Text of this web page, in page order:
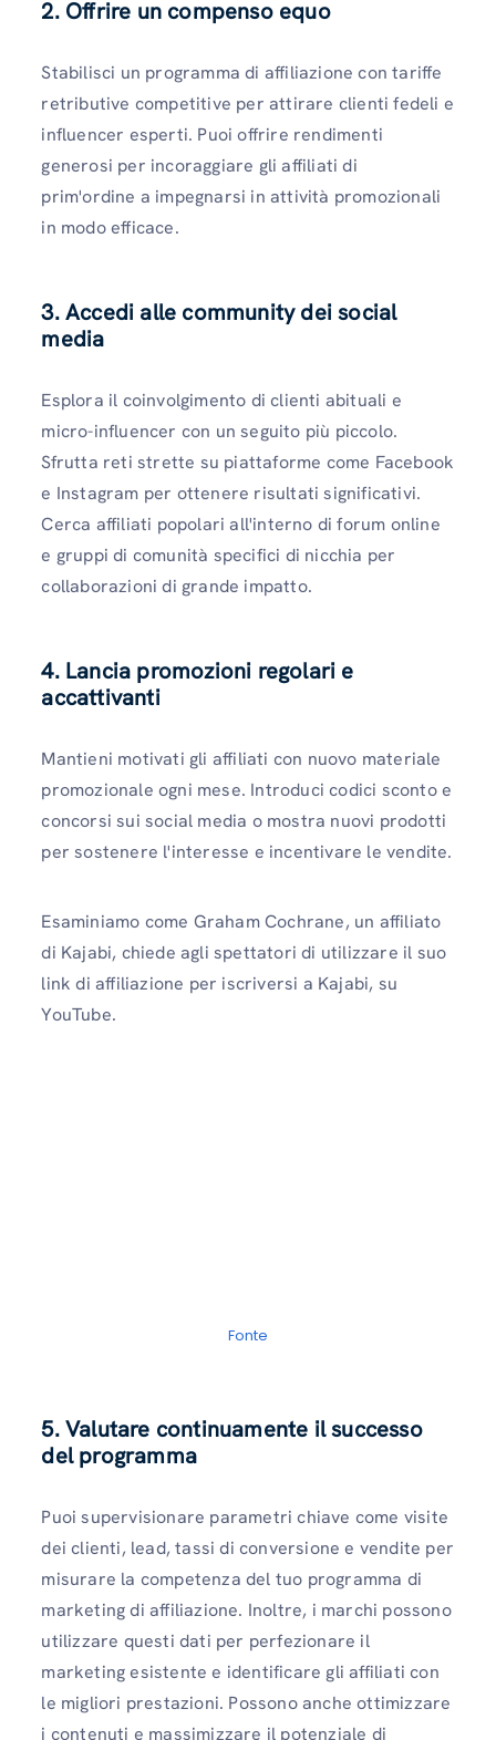
2. Offrire un compenso equo
Stabilisci un programma di affiliazione con tariffe
retributive competitive per attirare clienti fedeli e
influencer esperti. Puoi offrire rendimenti
generosi per incoraggiare gli affiliati di
prim'ordine a impegnarsi in attività promozionali
in modo efficace.
3. Accedi alle community dei social
media
Esplora il coinvolgimento di clienti abituali e
micro-influencer con un seguito più piccolo.
Sfrutta reti strette su piattaforme come Facebook
e Instagram per ottenere risultati significativi.
Cerca affiliati popolari all'interno di forum online
e gruppi di comunità specifici di nicchia per
collaborazioni di grande impatto.
4. Lancia promozioni regolari e
accattivanti
Mantieni motivati ​​gli affiliati con nuovo materiale
promozionale ogni mese. Introduci codici sconto e
concorsi sui social media o mostra nuovi prodotti
per sostenere l'interesse e incentivare le vendite.
Esaminiamo come Graham Cochrane, un affiliato
di Kajabi, chiede agli spettatori di utilizzare il suo
link di affiliazione per iscriversi a Kajabi, su
YouTube.
Fonte
5. Valutare continuamente il successo
del programma
Puoi supervisionare parametri chiave come visite
dei clienti, lead, tassi di conversione e vendite per
misurare la competenza del tuo programma di
marketing di affiliazione. Inoltre, i marchi possono
utilizzare questi dati per perfezionare il
marketing esistente e identificare gli affiliati con
le migliori prestazioni. Possono anche ottimizzare
i contenuti e massimizzare il potenziale di